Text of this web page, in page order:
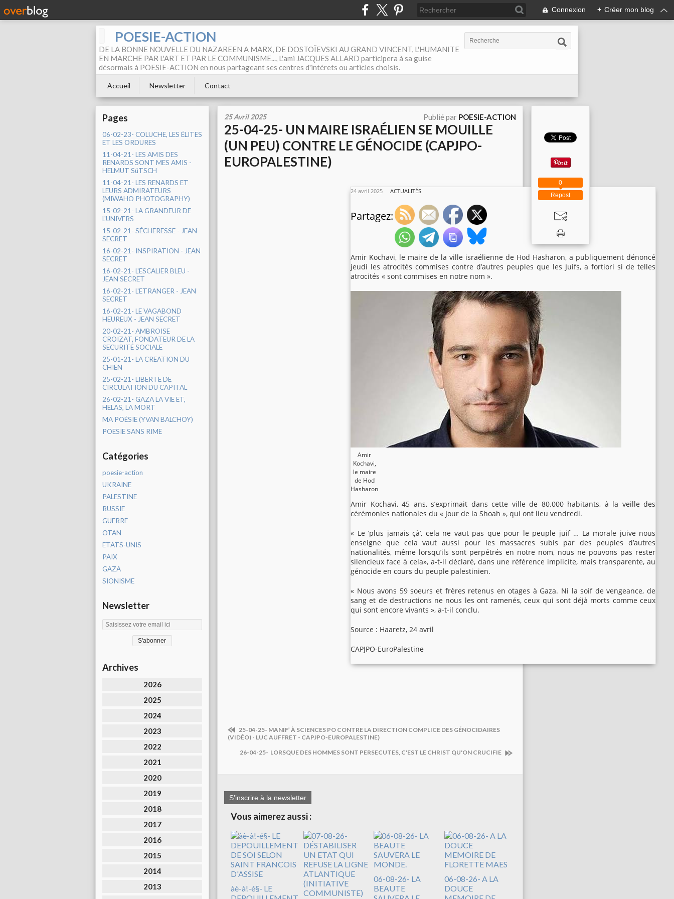
Connexion + Créer mon blog
POESIE-ACTION
DE LA BONNE NOUVELLE DU NAZAREEN A MARX, DE DOSTOÏEVSKI AU GRAND VINCENT, L'HUMANITE
EN MARCHE PAR L'ART ET PAR LE COMMUNISME..., L'ami JACQUES ALLARD participera à sa guise
désormais à POESIE-ACTION en nous partageant ses centres d'intérets ou articles choisis.
Accueil Newsletter Contact
Pages
06-02-23- COLUCHE, LES ÉLITES
ET LES ORDURES
11-04-21- LES AMIS DES
RENARDS SONT MES AMIS -
HELMUT SüTSCH
11-04-21- LES RENARDS ET
LEURS ADMIRATEURS
(MIWAHO PHOTOGRAPHY)
15-02-21- LA GRANDEUR DE
L'UNIVERS
15-02-21- SÉCHERESSE - JEAN
SECRET
16-02-21- INSPIRATION - JEAN
SECRET
16-02-21- L'ESCALIER BLEU -
JEAN SECRET
16-02-21- L'ETRANGER - JEAN
SECRET
16-02-21- LE VAGABOND
HEUREUX - JEAN SECRET
20-02-21- AMBROISE
CROIZAT, FONDATEUR DE LA
SECURITÉ SOCIALE
25-01-21- LA CREATION DU
CHIEN
25-02-21- LIBERTE DE
CIRCULATION DU CAPITAL
26-02-21- GAZA LA VIE ET,
HELAS, LA MORT
MA POÉSIE (YVAN BALCHOY)
POESIE SANS RIME
Catégories
poesie-action
UKRAINE
PALESTINE
RUSSIE
GUERRE
OTAN
ETATS-UNIS
PAIX
GAZA
SIONISME
Newsletter
Archives
2026
2025
2024
2023
2022
2021
2020
2019
2018
2017
2016
2015
2014
2013
25 Avril 2025 Publié par POESIE-ACTION
25-04-25- UN MAIRE ISRAÉLIEN SE MOUILLE
(UN PEU) CONTRE LE GÉNOCIDE (CAPJPO-
EUROPALESTINE)
24 avril 2025 ACTUALITÉS
Partagez:
Amir Kochavi, le maire de la ville israélienne de Hod Hasharon, a publiquement dénoncé
jeudi les atrocités commises contre d’autres peuples que les Juifs, a fortiori si de telles
atrocités « sont commises en notre nom ».
Amir
Kochavi,
le maire
de Hod
Hasharon
Amir Kochavi, 45 ans, s’exprimait dans cette ville de 80.000 habitants, à la veille des
cérémonies nationales du « Jour de la Shoah », qui ont lieu vendredi.
« Le ‘plus jamais çà’, cela ne vaut pas que pour le peuple juif … La morale juive nous
enseigne que cela vaut aussi pour les massacres subis par des peuples d’autres
nationalités, même lorsqu’ils sont perpétrés en notre nom, nous ne pouvons pas rester
silencieux face à cela», a-t-il déclaré, dans une référence implicite, mais transparente, au
génocide en cours du peuple palestinien.
« Nous avons 59 soeurs et frères retenus en otages à Gaza. Ni la soif de vengeance, de
sang et de destructions ne nous les ont ramenés, ceux qui sont déjà morts comme ceux
qui sont encore vivants », a-t-il conclu.
Source : Haaretz, 24 avril
CAPJPO-EuroPalestine
25-04-25- MANIF’ À SCIENCES PO CONTRE LA DIRECTION COMPLICE DES GÉNOCIDAIRES
(VIDÉO) - LUC AUFFRET - CAPJPO-EUROPALESTINE)
26-04-25- LORSQUE DES HOMMES SONT PERSECUTES, C'EST LE CHRIST QU'ON CRUCIFIE
S'inscrire à la newsletter
Vous aimerez aussi :
àè-à!-é§- LE
06-08-26- LA
BEAUTE
06-08-26- A LA
DOUCE
Repost
0